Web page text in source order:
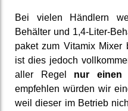
Bei vielen Händlern
Behälter und 1,4-Liter-
paket zum Vitamix Mixer
ist dies jedoch
aller Regel nur einen
empfehlen würden wir
weil dieser im Betrieb